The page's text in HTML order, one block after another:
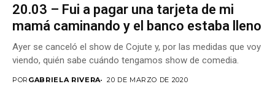
20.03 – Fui a pagar una tarjeta de mi
mamá caminando y el banco estaba lleno
Ayer se canceló el show de Cojute y, por las medidas que voy
viendo, quién sabe cuándo tengamos show de comedia.
POR GABRIELA RIVERA 20 DE MARZO DE 2020